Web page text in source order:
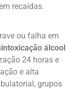
recaídas.
ou falha em
álcool
24 horas e
e alta
grupos